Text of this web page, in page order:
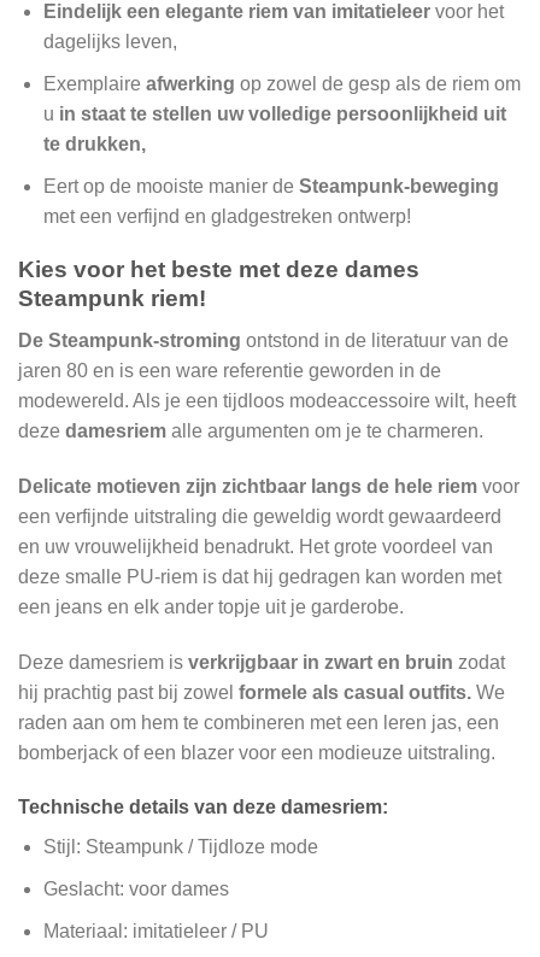
Eindelijk een elegante riem van imitatieleer voor het
dagelijks leven,
Exemplaire afwerking op zowel de gesp als de riem om
u in staat te stellen uw volledige persoonlijkheid uit
te drukken,
Eert op de mooiste manier de Steampunk-beweging
met een verfijnd en gladgestreken ontwerp!
Kies voor het beste met deze dames
Steampunk riem!
De Steampunk-stroming ontstond in de literatuur van de
jaren 80 en is een ware referentie geworden in de
modewereld. Als je een tijdloos modeaccessoire wilt, heeft
deze damesriem alle argumenten om je te charmeren.
Delicate motieven zijn zichtbaar langs de hele riem voor
een verfijnde uitstraling die geweldig wordt gewaardeerd
en uw vrouwelijkheid benadrukt. Het grote voordeel van
deze smalle PU-riem is dat hij gedragen kan worden met
een jeans en elk ander topje uit je garderobe.
Deze damesriem is verkrijgbaar in zwart en bruin zodat
hij prachtig past bij zowel formele als casual outfits. We
raden aan om hem te combineren met een leren jas, een
bomberjack of een blazer voor een modieuze uitstraling.
Technische details van deze damesriem:
Stijl: Steampunk / Tijdloze mode
Geslacht: voor dames
Materiaal: imitatieleer / PU